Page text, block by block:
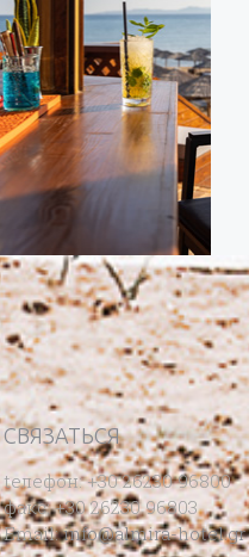
СВЯЗАТЬСЯ
tелефон: +30 26230 96800
факс: +30 26230 96803
Email:info@almira-hotel.gr